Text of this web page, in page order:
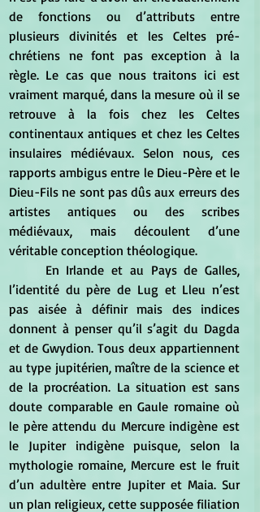
de fonctions ou d’attributs entre
plusieurs divinités et les Celtes pré-
chrétiens ne font pas exception à la
règle. Le cas que nous traitons ici est
vraiment marqué, dans la mesure où il se
retrouve à la fois chez les Celtes
continentaux antiques et chez les Celtes
insulaires médiévaux. Selon nous, ces
rapports ambigus entre le Dieu-Père et le
Dieu-Fils ne sont pas dûs aux erreurs des
artistes antiques ou des scribes
médiévaux, mais découlent d’une
véritable conception théologique.
l’identité du père de Lug et Lleu n’est
pas aisée à définir mais des indices
donnent à penser qu’il s’agit du Dagda
et de Gwydion. Tous deux appartiennent
au type jupitérien, maître de la science et
de la procréation. La situation est sans
doute comparable en Gaule romaine où
le père attendu du Mercure indigène est
le Jupiter indigène puisque, selon la
mythologie romaine, Mercure est le fruit
d’un adultère entre Jupiter et Maia. Sur
un plan religieux, cette supposée filiation